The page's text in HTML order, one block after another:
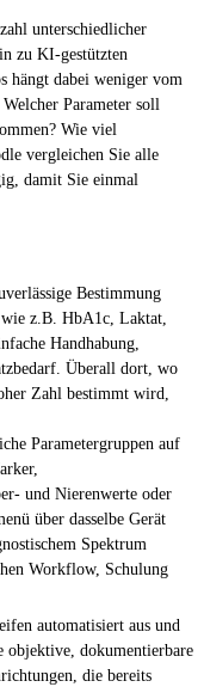
unterschiedlicher
zu KI-gestützten
hängt dabei weniger vom
Parameter soll
Wie viel
vergleichen Sie alle
damit Sie einmal
Bestimmung
wie z.B. HbA1c, Laktat,
Handhabung,
Überall dort, wo
Zahl bestimmt wird,
Parametergruppen auf
und Nierenwerte oder
über dasselbe Gerät
Spektrum
Workflow, Schulung
automatisiert aus und
objektive, dokumentierbare
die bereits